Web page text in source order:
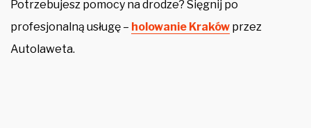
Potrzebujesz pomocy na drodze? Sięgnij po
profesjonalną usługę – holowanie Kraków przez
Autolaweta.